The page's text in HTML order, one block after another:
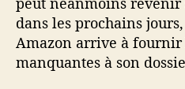
dans les prochains
Amazon arrive à fournir
manquantes à son